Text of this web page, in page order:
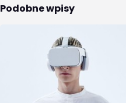
Podobne wpisy